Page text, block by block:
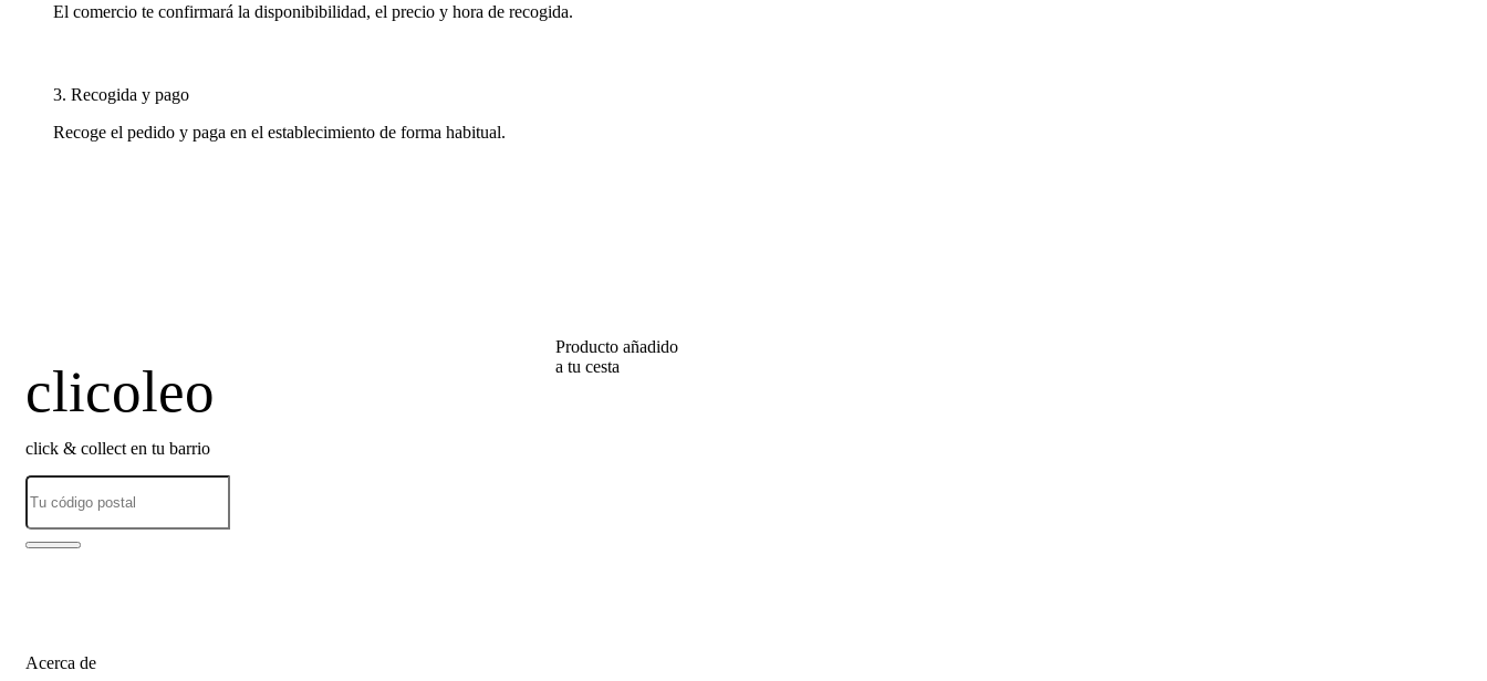
El comercio te confirmará la disponibibilidad, el precio y hora de recogida.
3. Recogida y pago
Recoge el pedido y paga en el establecimiento de forma habitual.
clicoleo
click & collect en tu barrio
Acerca de
Producto añadido
a tu cesta